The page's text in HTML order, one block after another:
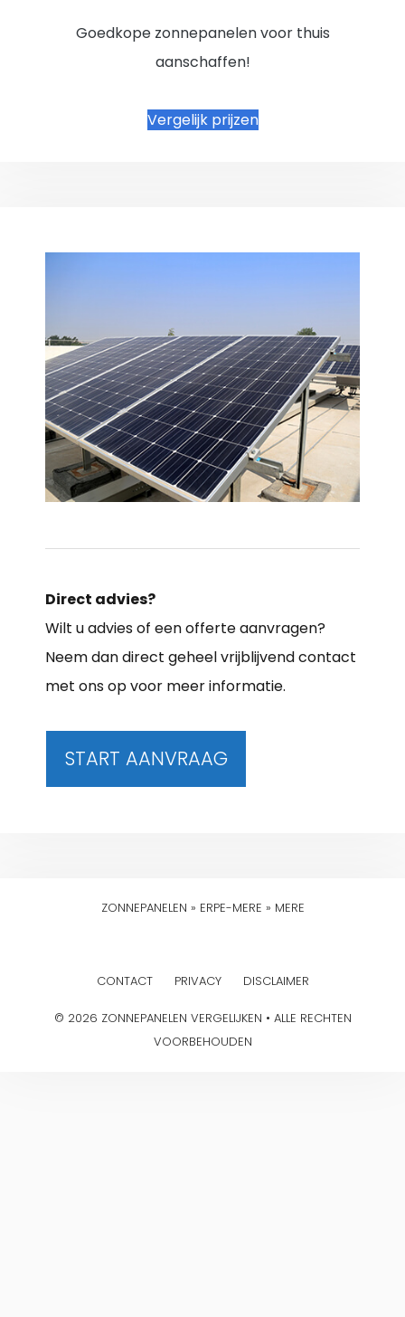
Goedkope zonnepanelen voor thuis
aanschaffen!
Vergelijk prijzen
Direct advies?
Wilt u advies of een offerte aanvragen?
Neem dan direct geheel vrijblijvend contact
met ons op voor meer informatie.
START AANVRAAG
ZONNEPANELEN » ERPE-MERE » MERE
CONTACT PRIVACY DISCLAIMER
© 2026 ZONNEPANELEN VERGELIJKEN • ALLE RECHTEN
VOORBEHOUDEN